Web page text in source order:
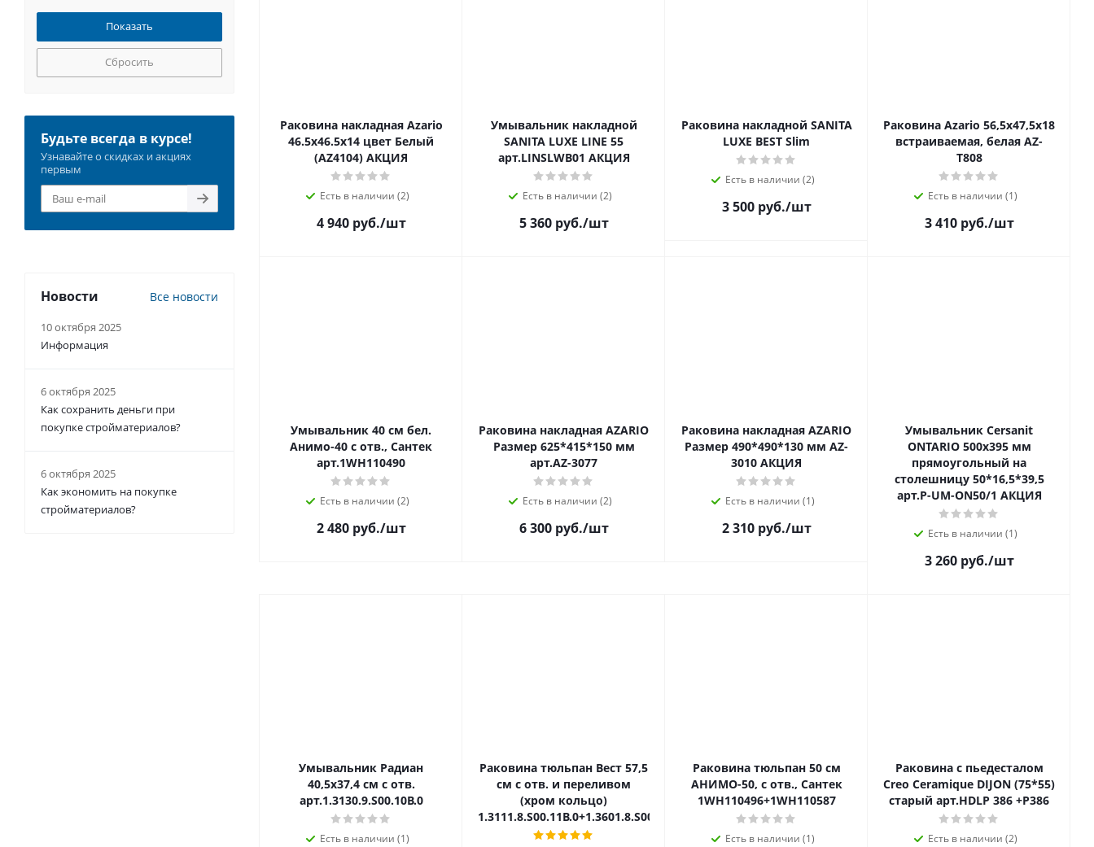
Раковина накладная Azario
46.5х46.5х14 цвет Белый
(AZ4104) АКЦИЯ
Есть в наличии (2)
4 940 руб./шт
Умывальник накладной
SANITA LUXE LINE 55
арт.LINSLWB01 АКЦИЯ
Есть в наличии (2)
5 360 руб./шт
Раковина накладной SANITA
LUXE BEST Slim
Есть в наличии (2)
3 500 руб./шт
Раковина Azario 56,5х47,5х18
встраиваемая, белая AZ-
T808
Есть в наличии (1)
3 410 руб./шт
Умывальник 40 см бел.
Анимо-40 с отв., Сантек
арт.1WH110490
Есть в наличии (2)
2 480 руб./шт
Раковина накладная AZARIO
Размер 625*415*150 мм
арт.AZ-3077
Есть в наличии (2)
6 300 руб./шт
Раковина накладная AZARIO
Размер 490*490*130 мм AZ-
3010 АКЦИЯ
Есть в наличии (1)
2 310 руб./шт
Умывальник Cersanit
ONTARIO 500х395 мм
прямоугольный на
столешницу 50*16,5*39,5
арт.P-UM-ON50/1 АКЦИЯ
Есть в наличии (1)
3 260 руб./шт
Умывальник Радиан
40,5х37,4 см с отв.
арт.1.3130.9.S00.10B.0
Есть в наличии (1)
Раковина тюльпан Вест 57,5
см с отв. и переливом
(хром кольцо)
1.3111.8.S00.11B.0+1.3601.8.S00.00B.0
Раковина тюльпан 50 см
АНИМО-50, с отв., Сантек
1WH110496+1WH110587
Есть в наличии (1)
Раковина с пьедесталом
Creo Ceramique DIJON (75*55)
старый арт.HDLP 386 +P386
Есть в наличии (2)
Сбросить
Будьте всегда в курсе!
Узнавайте о скидках и акциях
первым
Новости Все новости
10 октября 2025
Информация
6 октября 2025
Как сохранить деньги при
покупке стройматериалов?
6 октября 2025
Как экономить на покупке
стройматериалов?